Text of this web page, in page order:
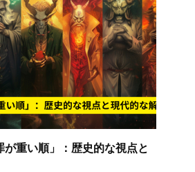
が重い順」：歴史的な視点と